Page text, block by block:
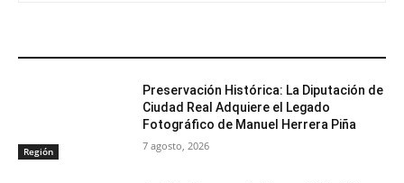
Región
Preservación Histórica: La Diputación de
Ciudad Real Adquiere el Legado
Fotográfico de Manuel Herrera Piña
7 agosto, 2026